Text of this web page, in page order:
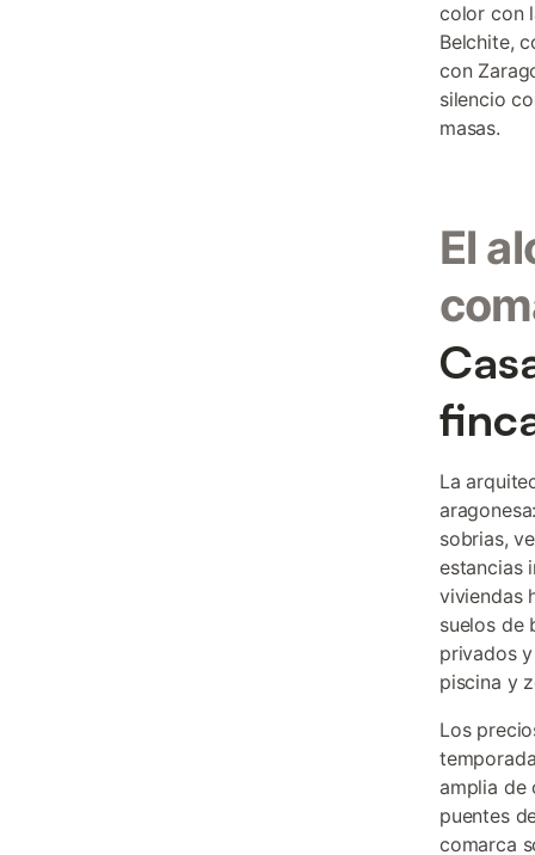
color con
Belchite,
con
silencio
masas.
El
La
sobrias,
estancias
viviendas
suelos de
privados
piscina y
Los
amplia de
puentes
comarca